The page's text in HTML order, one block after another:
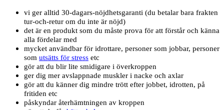
vi ger alltid 30-dagars-nöjdhetsgaranti (du betalar bara frakten
tur-och-retur om du inte är nöjd)
det är en produkt som du måste prova för att förstår och känna
alla fördelar med
mycket användbar för idrottare, personer som jobbar, personer
som utsätts för stress etc
gör att du blir lite smidigare i överkroppen
ger dig mer avslappnade muskler i nacke och axlar
gör att du känner dig mindre trött efter jobbet, idrotten, på
fritiden etc
påskyndar återhämtningen av kroppen